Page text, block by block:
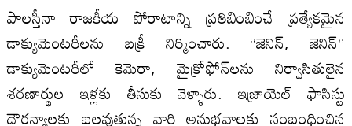
పాలస్తీనా రాజకీయ పోరాటాన్ని ప్రతిబింబించే ప్రత్యేకమైన
డాక్యుమెంటరీలను బక్రీ నిర్మించారు. “జెనిన్, జెనిన్”
డాక్యుమెంటరీలో కెమెరా, మైక్రోఫోన్‌లను నిర్వాసితులైన
శరణార్థుల ఇళ్లకు తీసుకు వెళ్ళారు. ఇజ్రాయెల్ ఫాసిస్టు
దౌర్జన్యాలకు బలవుతున్న వారి అనుభవాలకు సంబంధించిన